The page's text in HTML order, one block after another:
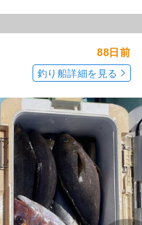
88日前
釣り船詳細を見る